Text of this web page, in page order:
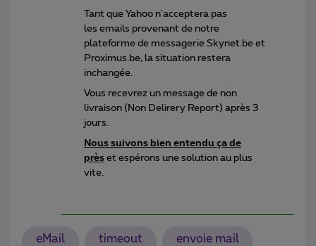
Tant que Yahoo n'acceptera pas
les emails provenant de notre
plateforme de messagerie Skynet.be et
Proximus.be, la situation restera
inchangée.
Vous recevrez un message de non
livraison (Non Delirery Report) après 3
jours.
Nous suivons bien entendu ça de
près et espérons une solution au plus
vite.
eMail timeout envoie mail